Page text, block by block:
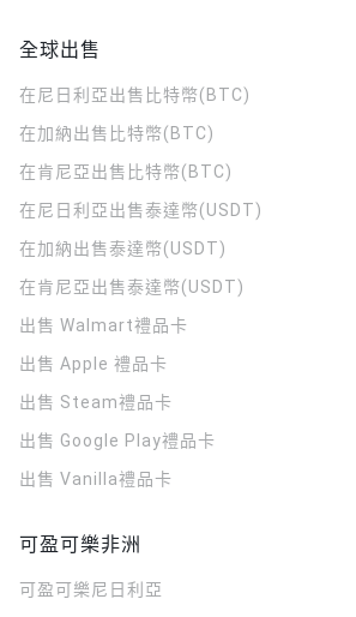
全球出售
在尼日利亞出售比特幣(BTC)
在加納出售比特幣(BTC)
在肯尼亞出售比特幣(BTC)
在尼日利亞出售泰達幣(USDT)
在加納出售泰達幣(USDT)
在肯尼亞出售泰達幣(USDT)
出售 Walmart禮品卡
出售 Apple 禮品卡
出售 Steam禮品卡
出售 Google Play禮品卡
出售 Vanilla禮品卡
可盈可樂非洲
可盈可樂 尼日利亞